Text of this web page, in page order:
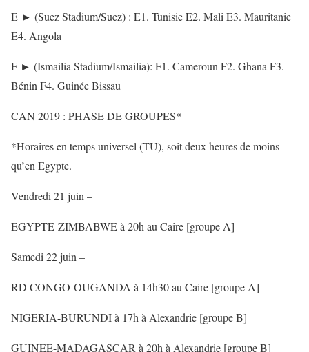
E ► (Suez Stadium/Suez) : E1. Tunisie E2. Mali E3. Mauritanie
E4. Angola
F ► (Ismailia Stadium/Ismailia): F1. Cameroun F2. Ghana F3.
Bénin F4. Guinée Bissau
CAN 2019 : PHASE DE GROUPES*
*Horaires en temps universel (TU), soit deux heures de moins
qu’en Egypte.
Vendredi 21 juin –
EGYPTE-ZIMBABWE à 20h au Caire [groupe A]
Samedi 22 juin –
RD CONGO-OUGANDA à 14h30 au Caire [groupe A]
NIGERIA-BURUNDI à 17h à Alexandrie [groupe B]
GUINEE-MADAGASCAR à 20h à Alexandrie [groupe B]